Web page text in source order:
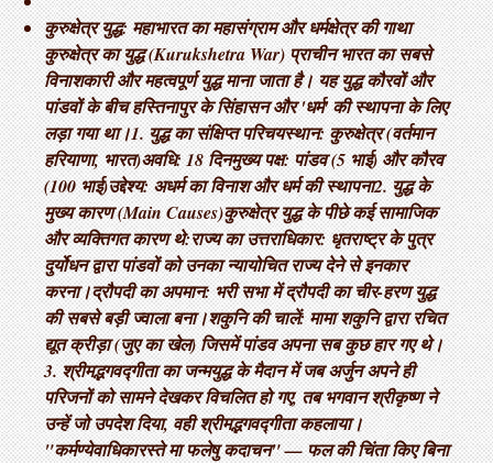
कुरुक्षेत्र युद्ध: महाभारत का महासंग्राम और धर्मक्षेत्र की गाथा ​
कुरुक्षेत्र का युद्ध (Kurukshetra War) प्राचीन भारत का सबसे
विनाशकारी और महत्वपूर्ण युद्ध माना जाता है। यह युद्ध कौरवों और
पांडवों के बीच हस्तिनापुर के सिंहासन और 'धर्म' की स्थापना के लिए
लड़ा गया था। ​1. युद्ध का संक्षिप्त परिचय ​स्थान: कुरुक्षेत्र (वर्तमान
हरियाणा, भारत) ​अवधि: 18 दिन ​मुख्य पक्ष: पांडव (5 भाई) और कौरव
(100 भाई) ​उद्देश्य: अधर्म का विनाश और धर्म की स्थापना ​2. युद्ध के
मुख्य कारण (Main Causes) ​कुरुक्षेत्र युद्ध के पीछे कई सामाजिक
और व्यक्तिगत कारण थे: ​राज्य का उत्तराधिकार: धृतराष्ट्र के पुत्र
दुर्योधन द्वारा पांडवों को उनका न्यायोचित राज्य देने से इनकार
करना। ​द्रौपदी का अपमान: भरी सभा में द्रौपदी का चीर-हरण युद्ध
की सबसे बड़ी ज्वाला बना। ​शकुनि की चालें: मामा शकुनि द्वारा रचित
द्यूत क्रीड़ा (जुए का खेल) जिसमें पांडव अपना सब कुछ हार गए थे। ​
3. श्रीमद्भगवद्गीता का जन्म ​युद्ध के मैदान में जब अर्जुन अपने ही
परिजनों को सामने देखकर विचलित हो गए, तब भगवान श्रीकृष्ण ने
उन्हें जो उपदेश दिया, वही श्रीमद्भगवद्गीता कहलाया। ​
"कर्मण्येवाधिकारस्ते मा फलेषु कदाचन" — फल की चिंता किए बिना